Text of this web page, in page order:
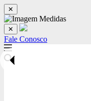
✕
✕
Fale Conosco